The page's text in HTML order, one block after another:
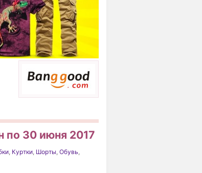
по 30 июня 2017
, Куртки, Шорты, Обувь,